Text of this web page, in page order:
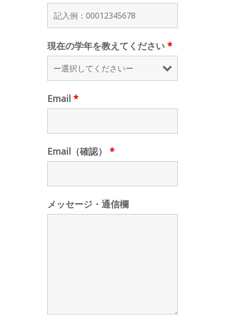
現在の学年を教えてください *
Email *
Email（確認） *
メッセージ・通信欄